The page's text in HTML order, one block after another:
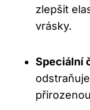
zlepšit
vrásky.
Speciální